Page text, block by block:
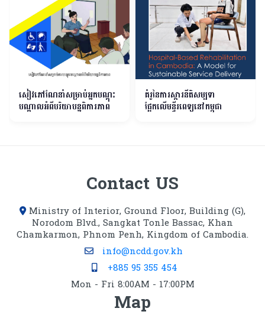
សៀវភៅណែនាំសម្រាប់អ្នកបណ្តុះ
បណ្តាលអំពីបរិយាបន្នពិការភាព
គំរូនៃការស្តារនីតិសម្បទា
ផ្អែកលើមន្ទីរពេទ្យនៅកម្ពុជា
Contact US
Ministry of Interior, Ground Floor, Building (G),
Norodom Blvd., Sangkat Tonle Bassac, Khan
Chamkarmon, Phnom Penh, Kingdom of Cambodia.
info@ncdd.gov.kh
+885 95 355 454
Mon - Fri 8:00AM - 17:00PM
Map